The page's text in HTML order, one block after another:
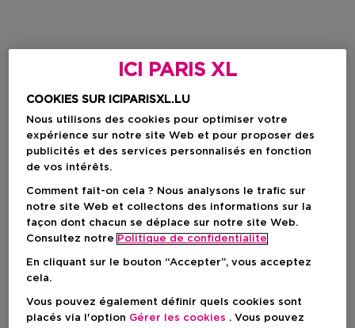
ICI PARIS XL
COOKIES SUR ICIPARISXL.LU
Nous utilisons des cookies pour optimiser votre
expérience sur notre site Web et pour proposer des
publicités et des services personnalisés en fonction
de vos intérêts.
Comment fait-on cela ? Nous analysons le trafic sur
notre site Web et collectons des informations sur la
façon dont chacun se déplace sur notre site Web.
Consultez notre Politique de confidentialite
En cliquant sur le bouton “Accepter”, vous acceptez
cela.
Vous pouvez également définir quels cookies sont
placés via l'option Gérer les cookies . Vous pouvez